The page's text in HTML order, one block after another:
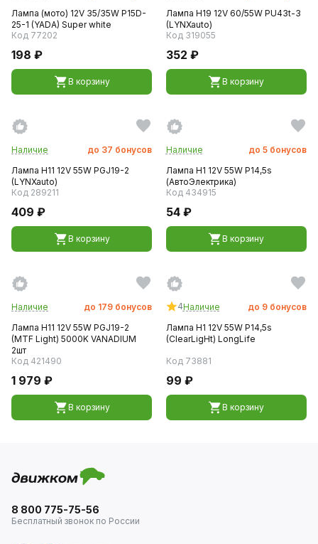
Лампа (мото) 12V 35/35W P15D-
25-1 (YADA) Super white
Код 77202
198 ₽
В корзину
Лампа H19 12V 60/55W PU43t-3
(LYNXauto)
Код 319055
352 ₽
В корзину
Наличие до 37 бонусов
Лампа H11 12V 55W PGJ19-2
(LYNXauto)
Код 289211
409 ₽
В корзину
Наличие до 5 бонусов
Лампа H1 12V 55W P14,5s
(АвтоЭлектрика)
Код 434915
54 ₽
В корзину
Наличие до 179 бонусов
Лампа H11 12V 55W PGJ19-2
(MTF Light) 5000K VANADIUM
2шт
Код 421490
1 979 ₽
В корзину
4Наличие до 9 бонусов
Лампа H1 12V 55W P14,5s
(ClearLigНt) LongLife
Код 73881
99 ₽
В корзину
8 800 775-75-56
Бесплатный звонок по России